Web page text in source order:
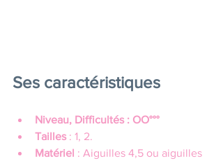
Ses caractéristiques
Niveau, Difficultés : OO°°°
Tailles : 1, 2.
Matériel : Aiguilles 4,5 ou aiguilles